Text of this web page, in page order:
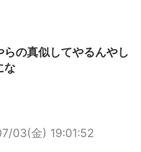
の真似してやるんやし
な
03(金) 19:01:52